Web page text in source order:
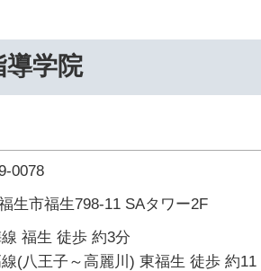
導学院
0078
生市福生798-11 SAタワー2F
福生 徒歩 約3分
(八王子～高麗川) 東福生 徒歩 約11